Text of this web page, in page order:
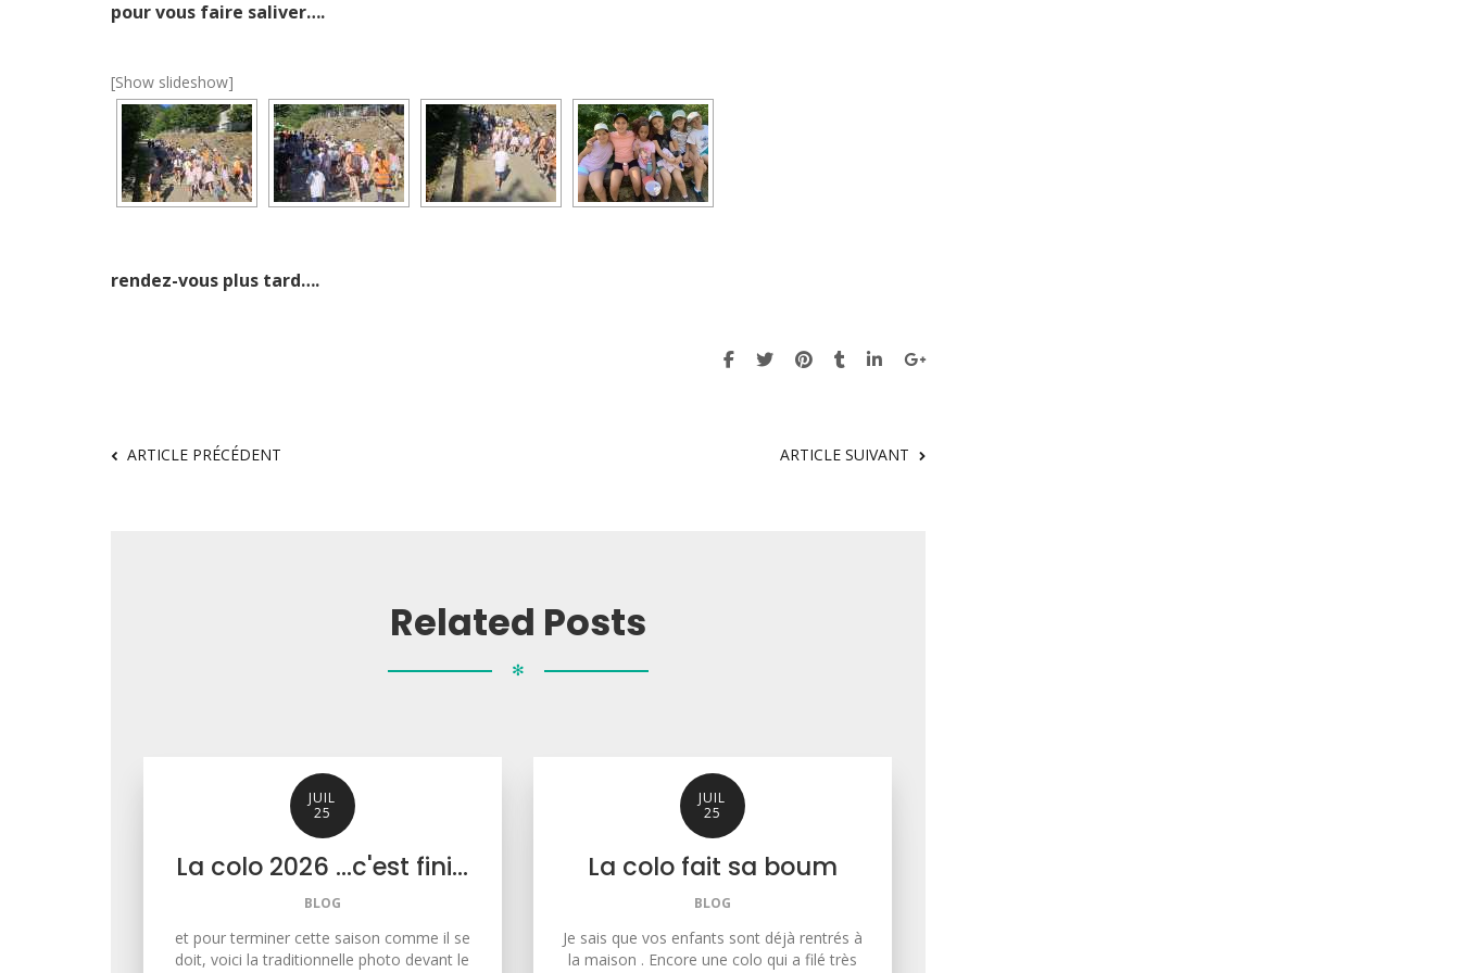
pour vous faire saliver….
[Show slideshow]
rendez-vous plus tard….
ARTICLE PRÉCÉDENT ARTICLE SUIVANT
Related Posts
✻
JUIL
25
La colo 2026 ...c'est fini...
BLOG
et pour terminer cette saison comme il se
doit, voici la traditionnelle photo devant le
JUIL
25
La colo fait sa boum
BLOG
Je sais que vos enfants sont déjà rentrés à
la maison . Encore une colo qui a filé très